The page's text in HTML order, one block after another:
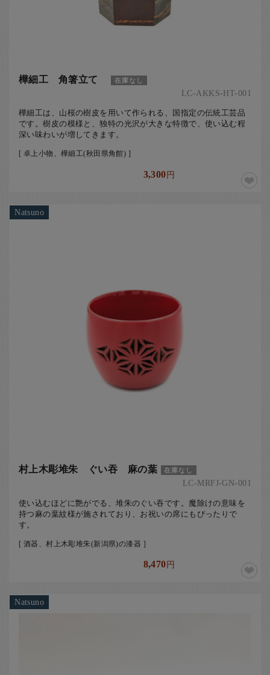
樺細工 角箸立て 在庫なし
LC-AKKS-HT-001
樺細工は、山桜の樹皮を用いて作られる、国指定の伝統工芸品
です。樹皮の模様と、独特の光沢が大きな特徴で、使い込む程
深い味わいが増してきます。
[ 卓上小物、樺細工(秋田県角館) ]
3,300円
Natsuno
村上木彫堆朱 ぐい吞 麻の葉 在庫なし
LC-MRFJ-GN-001
使い込むほどに艶がでる、堆朱のぐい吞です。魔除けの意味を
持つ麻の葉紋様が施されており、お祝いの席にもぴったりで
す。
[ 酒器、村上木彫堆朱(新潟県)の漆器 ]
8,470円
Natsuno